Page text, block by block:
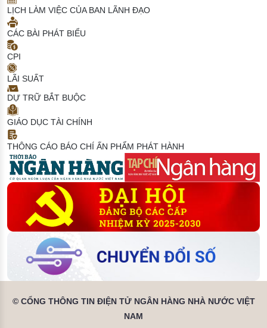
LỊCH LÀM VIỆC CỦA BAN LÃNH ĐẠO
CÁC BÀI PHÁT BIỂU
CPI
LÃI SUẤT
DỰ TRỮ BẮT BUỘC
GIÁO DỤC TÀI CHÍNH
THÔNG CÁO BÁO CHÍ ẤN PHẨM PHÁT HÀNH
© CỔNG THÔNG TIN ĐIỆN TỬ NGÂN HÀNG NHÀ NƯỚC VIỆT
NAM